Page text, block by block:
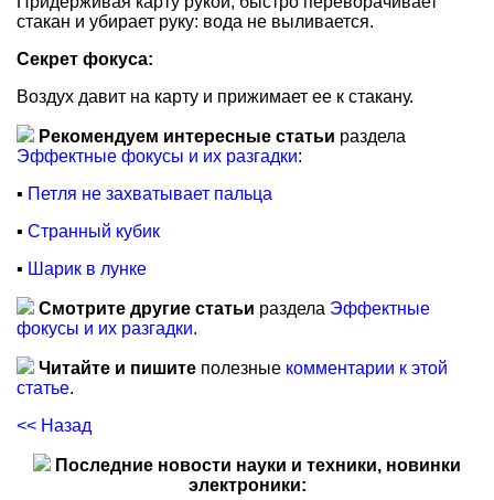
стакан и убирает руку: вода не выливается.
Секрет фокуса:
Воздух давит на карту и прижимает ее к стакану.
Рекомендуем интересные статьи раздела
Эффектные фокусы и их разгадки:
▪ Петля не захватывает пальца
▪ Странный кубик
▪ Шарик в лунке
Смотрите другие статьи раздела Эффектные
фокусы и их разгадки.
Читайте и пишите полезные комментарии к этой
статье.
<< Назад
Последние новости науки и техники, новинки
электроники: